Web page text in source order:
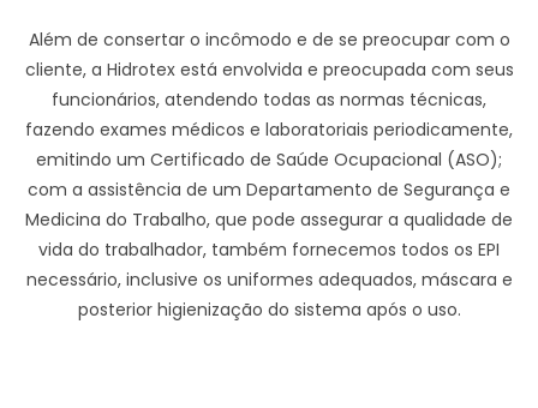
Além de consertar o incômodo e de se preocupar com o
cliente, a Hidrotex está envolvida e preocupada com seus
funcionários, atendendo todas as normas técnicas,
fazendo exames médicos e laboratoriais periodicamente,
emitindo um Certificado de Saúde Ocupacional (ASO);
com a assistência de um Departamento de Segurança e
Medicina do Trabalho, que pode assegurar a qualidade de
vida do trabalhador, também fornecemos todos os EPI
necessário, inclusive os uniformes adequados, máscara e
posterior higienização do sistema após o uso.